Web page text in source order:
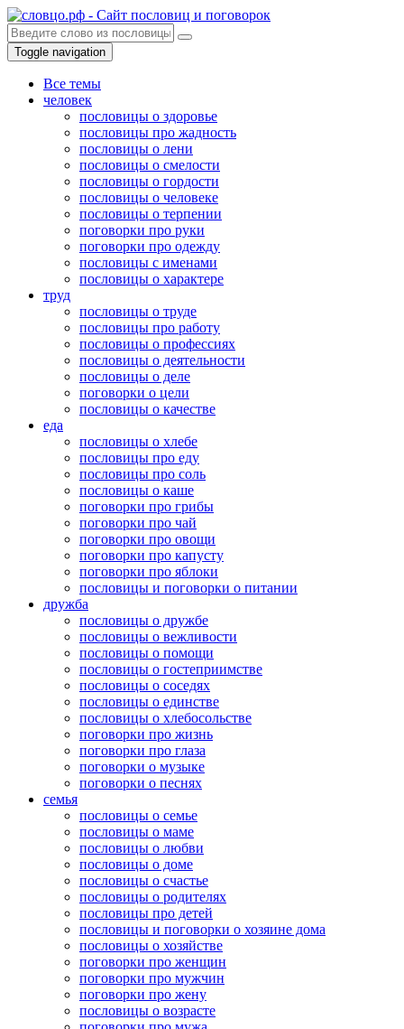
Toggle navigation
Все темы
человек
пословицы о здоровье
пословицы про жадность
пословицы о лени
пословицы о смелости
пословицы о гордости
пословицы о человеке
пословицы о терпении
поговорки про руки
поговорки про одежду
пословицы с именами
пословицы о характере
труд
пословицы о труде
пословицы про работу
пословицы о профессиях
пословицы о деятельности
пословицы о деле
поговорки о цели
пословицы о качестве
еда
пословицы о хлебе
пословицы про еду
пословицы про соль
пословицы о каше
поговорки про грибы
поговорки про чай
поговорки про овощи
поговорки про капусту
поговорки про яблоки
пословицы и поговорки о питании
дружба
пословицы о дружбе
пословицы о вежливости
пословицы о помощи
пословицы о гостеприимстве
пословицы о соседях
пословицы о единстве
пословицы о хлебосольстве
поговорки про жизнь
поговорки про глаза
поговорки о музыке
поговорки о песнях
семья
пословицы о семье
пословицы о маме
пословицы о любви
пословицы о доме
пословицы о счастье
пословицы о родителях
пословицы про детей
пословицы и поговорки о хозяине дома
пословицы о хозяйстве
поговорки про женщин
поговорки про мужчин
поговорки про жену
пословицы о возрасте